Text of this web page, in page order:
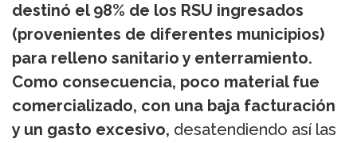
destinó el 98% de los RSU ingresados
(provenientes de diferentes municipios)
para relleno sanitario y enterramiento.
Como consecuencia, poco material fue
comercializado, con una baja facturación
y un gasto excesivo, desatendiendo así las